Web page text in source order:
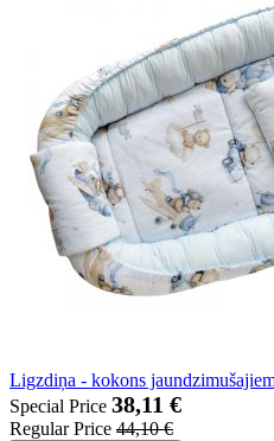
Ligzdiņa - kokons
Special Price 38,11 €
Regular Price 44,10 €